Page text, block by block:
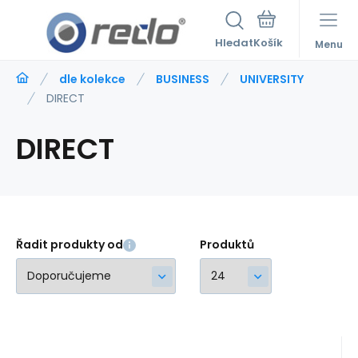
Hledat Menu
dle kolekce BUSINESS
UNIVERSITY
DIRECT
DIRECT
Řadit produkty od Produktů